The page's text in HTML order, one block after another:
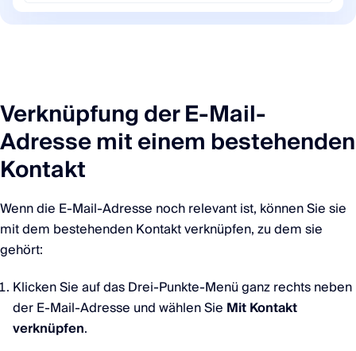
Verknüpfung der E-Mail-
Adresse mit einem bestehenden
Kontakt
Wenn die E-Mail-Adresse noch relevant ist, können Sie sie
mit dem bestehenden Kontakt verknüpfen, zu dem sie
gehört:
Klicken Sie auf das Drei-Punkte-Menü ganz rechts neben
der E-Mail-Adresse und wählen Sie Mit Kontakt
verknüpfen.